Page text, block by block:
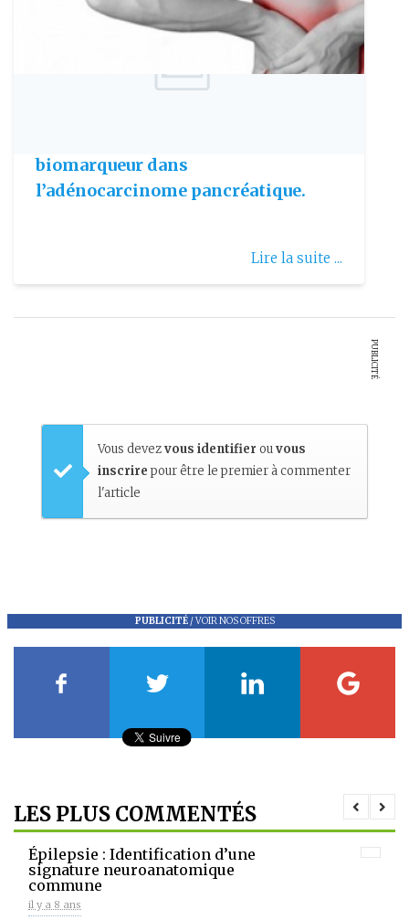
biomarqueur dans
l’adénocarcinome pancréatique.
Lire la suite ...
PUBLICITÉ
Vous devezvous identifier ouvous
inscrire pour être le premier à commenter
l'article
PUBLICITÉ/VOIR NOS OFFRES
LES PLUS COMMENTÉS
Épilepsie : Identification d’une
signature neuroanatomique
commune
il y a 8 ans